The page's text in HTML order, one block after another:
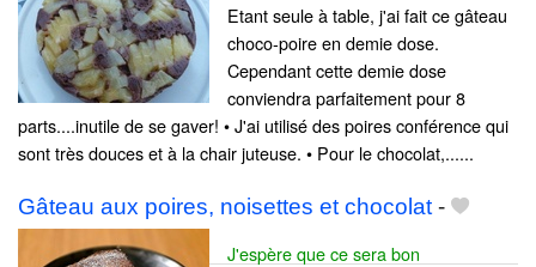
Etant seule à table, j'ai fait ce gâteau
choco-poire en demie dose.
Cependant cette demie dose
conviendra parfaitement pour 8
parts....inutile de se gaver! • J'ai utilisé des poires conférence qui
sont très douces et à la chair juteuse. • Pour le chocolat,......
Gâteau aux poires, noisettes et chocolat -
J'espère que ce sera bon